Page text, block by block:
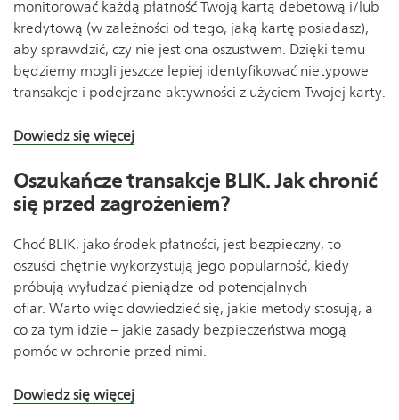
monitorować każdą płatność Twoją kartą debetową i/lub
kredytową (w zależności od tego, jaką kartę posiadasz),
aby sprawdzić, czy nie jest ona oszustwem. Dzięki temu
będziemy mogli jeszcze lepiej identyfikować nietypowe
transakcje i podejrzane aktywności z użyciem Twojej karty.
Dowiedz się więcej
Oszukańcze transakcje BLIK. Jak chronić
się przed zagrożeniem?
Choć BLIK, jako środek płatności, jest bezpieczny, to
oszuści chętnie wykorzystują jego popularność, kiedy
próbują wyłudzać pieniądze od potencjalnych
ofiar. Warto więc dowiedzieć się, jakie metody stosują, a
co za tym idzie – jakie zasady bezpieczeństwa mogą
pomóc w ochronie przed nimi.
Dowiedz się więcej